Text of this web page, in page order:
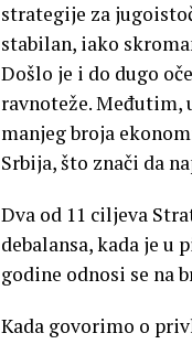
strategije za
stabilan, iako
Došlo je i do dugo
ravnoteže.
manjeg broja
Srbija, što znači da
Dva od 11 ciljeva
debalansa, kada je u
godine odnosi se na
Kada govorimo o